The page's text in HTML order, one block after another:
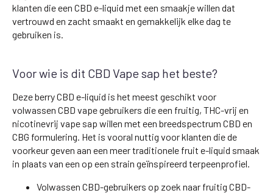
klanten die een CBD e-liquid met een smaakje willen dat
vertrouwd en zacht smaakt en gemakkelijk elke dag te
gebruiken is.
Voor wie is dit CBD Vape sap het beste?
Deze berry CBD e-liquid is het meest geschikt voor
volwassen CBD vape gebruikers die een fruitig, THC-vrij en
nicotinevrij vape sap willen met een breedspectrum CBD en
CBG formulering. Het is vooral nuttig voor klanten die de
voorkeur geven aan een meer traditionele fruit e-liquid smaak
in plaats van een op een strain geïnspireerd terpeenprofiel.
Volwassen CBD-gebruikers op zoek naar fruitig CBD-